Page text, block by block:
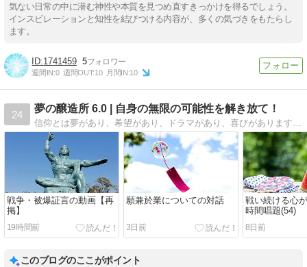
気ない日常の中に潜む神性や本質を見つめ直すきっかけを得るでしょう。
インスピレーションと知性を結びつける内容が、多くの気づきをもたらし
ます。
1741459 5
週間IN:0 週間OUT:10 月間IN:10
24
夢の醸造所 6.0 | 自身の無限の可能性を解き放て！
戦争・被爆証言の動画【再
掲】
19時間前
願兼於業についての対話
3日前
戦い続ける心
時間唱題(54)
8日前
このブログのここがポイント